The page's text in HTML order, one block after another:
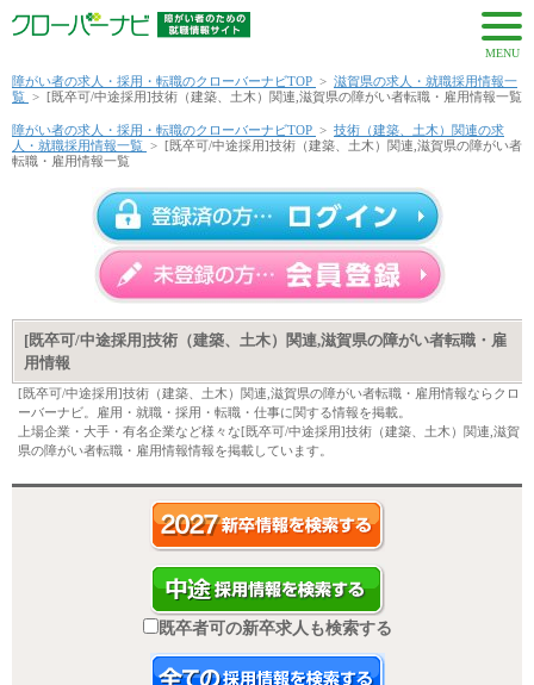
MENU
障がい者の求人・採用・転職のクローバーナビTOP > 滋賀県の求人・就職採用情報一
覧 > [既卒可/中途採用]技術（建築、土木）関連,滋賀県の障がい者転職・雇用情報一覧
障がい者の求人・採用・転職のクローバーナビTOP > 技術（建築、土木）関連の求
人・就職採用情報一覧 > [既卒可/中途採用]技術（建築、土木）関連,滋賀県の障がい者
転職・雇用情報一覧
[既卒可/中途採用]技術（建築、土木）関連,滋賀県の障がい者転職・雇
用情報
[既卒可/中途採用]技術（建築、土木）関連,滋賀県の障がい者転職・雇用情報ならクロ
ーバーナビ。雇用・就職・採用・転職・仕事に関する情報を掲載。
上場企業・大手・有名企業など様々な[既卒可/中途採用]技術（建築、土木）関連,滋賀
県の障がい者転職・雇用情報情報を掲載しています。
既卒者可の新卒求人も検索する